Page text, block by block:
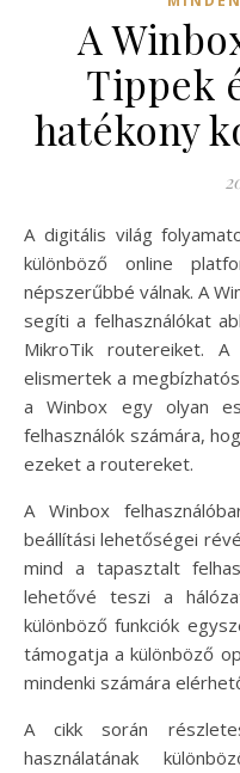
A
Tippek
hatékony
A digitális világ folyamatosan fejlődik, és ezzel együtt a
különböző online
népszerűbbé válnak. A
segíti a felhasználókat
MikroTik routereiket.
elismertek a
a Winbox egy olyan
felhasználók számára,
ezeket a routereket.
A Winbox
beállítási lehetőségei
mind a tapasztalt
lehetővé teszi a
különböző funkciók
támogatja a különböző
mindenki számára
A cikk során
használatának